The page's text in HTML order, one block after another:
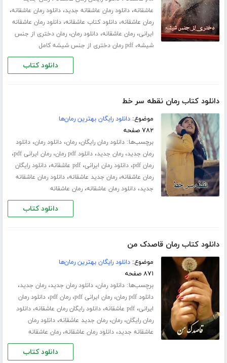
عاشقانه،دانلود رمان عاشقانه جدید،دانلود رمان عاشقانه،
رمان عاشقانه،دانلود کتاب عاشقانه،دانلود رمان عاشقانه
ایرانی،رمان عاشقانه،دانلود رمان،رمان دختری از جنس
شیشه،pdf رمان دختری از جنس شیشه کامل
دانلود کتاب
دانلود کتاب رمان نقطه سر خط
موضوع:دانلود رایگان بهترین رمان‌ها
۷۸۲ صفحه
برچسب‌ها:دانلود رمان رایگان،رمان،دانلود رمان،دانلود
رمان جدید،رمان جدید،دانلود pdf رمان ،رمان ایرانی pdf ،
رمان pdf ،دانلود رمان ایرانی،pdf عاشقانه ،دانلود رایگان
رمان عاشقانه،رمان جدید عاشقانه،دانلود رمان عاشقانه
جدید،دانلود رمان عاشقانه،رمان عاشقانه
دانلود کتاب
دانلود کتاب رمان قاصدک من
موضوع:دانلود رایگان بهترین رمان‌ها
۸۷۱ صفحه
برچسب‌ها:دانلود رمان،دانلود رمان جدید،رمان جدید،
دانلود pdf رمان ،رمان ایرانی pdf ،رمان pdf ،دانلود رمان
ایرانی،pdf عاشقانه ،دانلود رایگان رمان عاشقانه،دانلود
رمان رایگان،رمان،رمان جدید عاشقانه،دانلود رمان
عاشقانه جدید،دانلود رمان عاشقانه،رمان عاشقانه
دانلود کتاب